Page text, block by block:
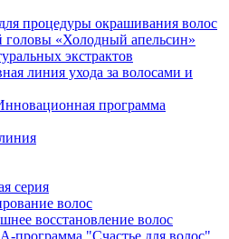
процедуры окрашивания волос
головы «Холодный апельсин»
экстрактов
линия ухода за волосами и
программа
серия
волос
восстановление волос
программа "Счастье для волос"